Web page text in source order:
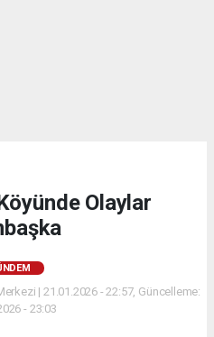
Olaylar
| 21.01.2026 - 22:57, Güncelleme:
- 23:03